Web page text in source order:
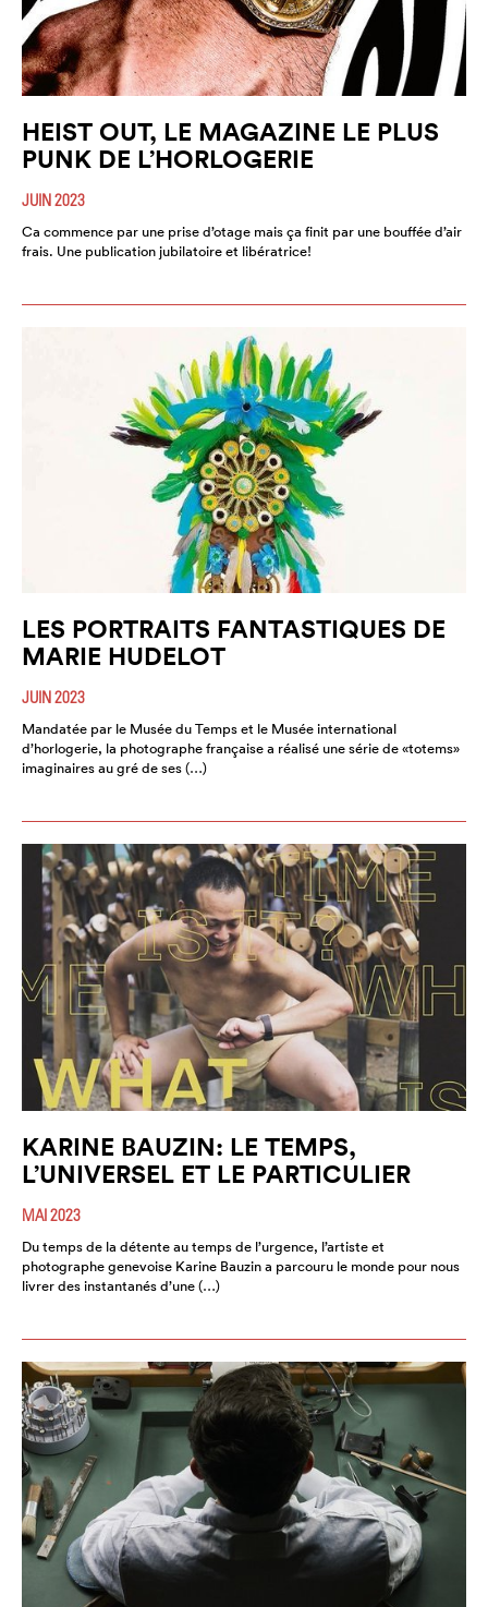
HEIST OUT, LE MAGAZINE LE PLUS
PUNK DE L’HORLOGERIE
JUIN 2023
Ca commence par une prise d’otage mais ça finit par une bouffée d’air
frais. Une publication jubilatoire et libératrice!
LES PORTRAITS FANTASTIQUES DE
MARIE HUDELOT
JUIN 2023
Mandatée par le Musée du Temps et le Musée international
d’horlogerie, la photographe française a réalisé une série de «totems»
imaginaires au gré de ses (…)
KARINE BAUZIN: LE TEMPS,
L’UNIVERSEL ET LE PARTICULIER
MAI 2023
Du temps de la détente au temps de l’urgence, l’artiste et
photographe genevoise Karine Bauzin a parcouru le monde pour nous
livrer des instantanés d’une (…)